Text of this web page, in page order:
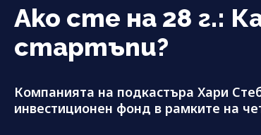
Ако сте на 28 г.:
стартъпи?
Компанията на подкастъра Хари
инвестиционен фонд в рамките на